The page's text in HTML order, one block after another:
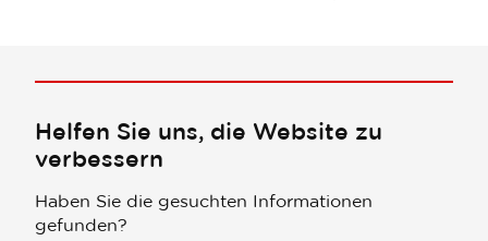
Helfen Sie uns, die Website zu
verbessern
Haben Sie die gesuchten Informationen
gefunden?